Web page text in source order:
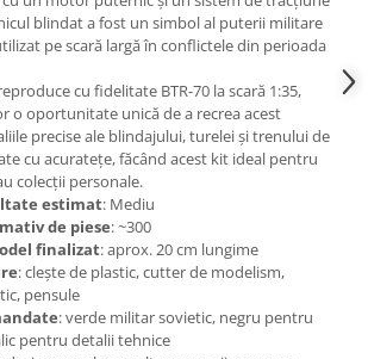
Effects
blindat a fost un simbol al puterii militare
pe scară largă în conflictele din perioada
cu fidelitate BTR-70 la scară 1:35,
o oportunitate unică de a recrea acest
precise ale blindajului, turelei și trenului de
cu acuratețe, făcând acest kit ideal pentru
colecții personale.
estimat: Mediu
de piese: ~300
finalizat: aprox. 20 cm lungime
: clește de plastic, cutter de modelism,
pensule
: verde militar sovietic, negru pentru
pentru detalii tehnice